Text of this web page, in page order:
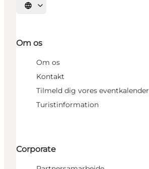
Vælg sprog
Om os
Om os
Kontakt
Tilmeld dig vores eventkalender
Turistinformation
Corporate